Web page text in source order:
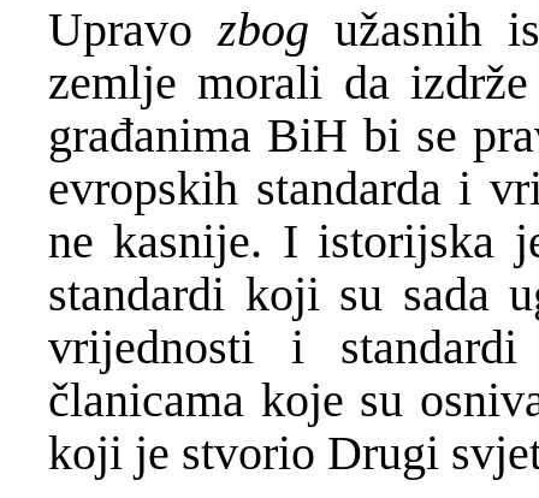
Upravozbogužasnih
zemlje morali da
građanima BiH bi se
evropskih standarda i
ne kasnije. I istorijska
standardi koji su sada
vrijednosti i
članicama koje su
koji je stvorio Drugi